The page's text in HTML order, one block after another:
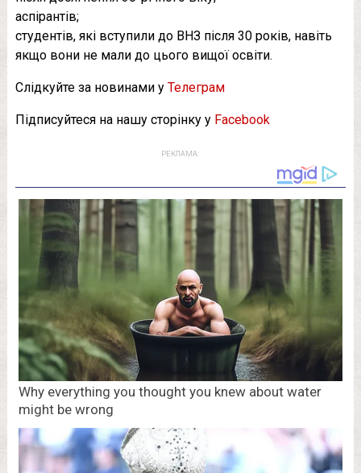
аспірантів;
студентів, які вступили до ВНЗ після 30 років, навіть
якщо вони не мали до цього вищої освіти.
Слідкуйте за новинами у Телеграм
Підписуйтеся на нашу сторінку у Facebook
РЕКЛАМА: